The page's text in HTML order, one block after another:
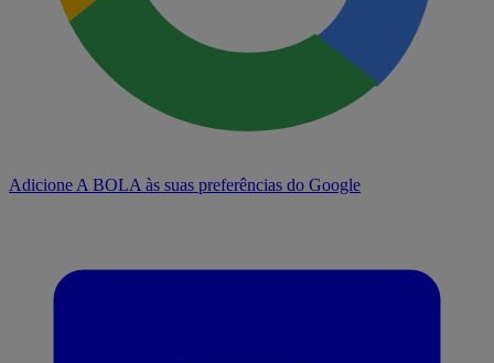
Adicione A BOLA às suas preferências do Google